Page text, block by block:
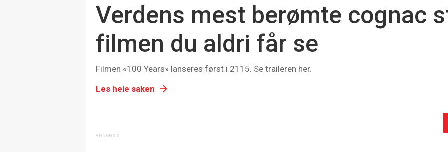
Verdens mest berømte cognac
filmen du aldri får se
Filmen «100 Years» lanseres først i 2115. Se traileren her.
Les hele saken